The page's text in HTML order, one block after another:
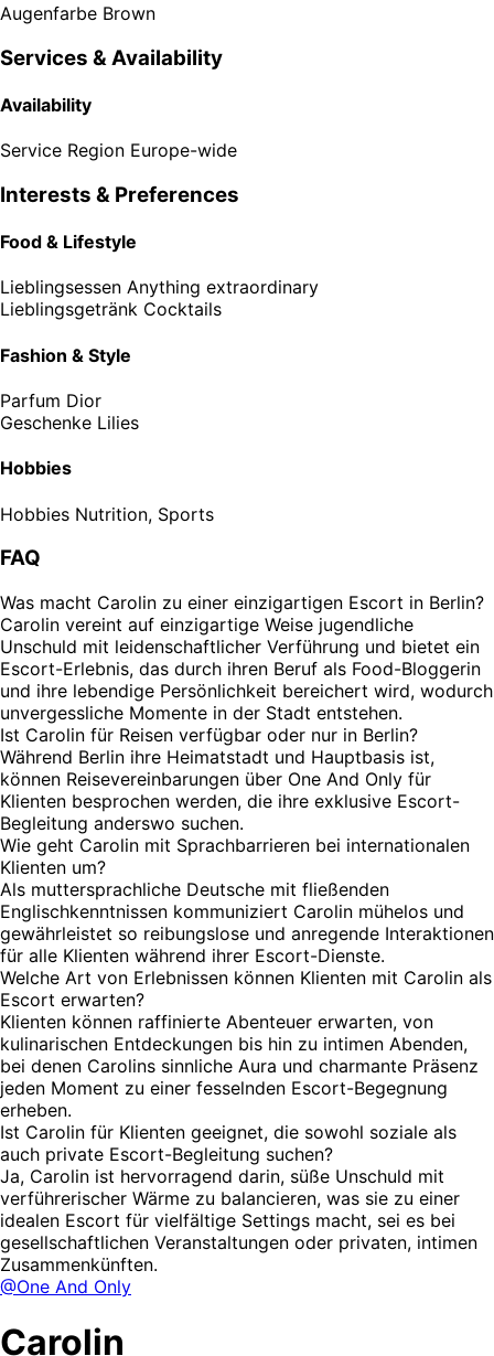
Augenfarbe Brown
Services & Availability
Availability
Service Region Europe-wide
Interests & Preferences
Food & Lifestyle
Lieblingsessen Anything extraordinary
Lieblingsgetränk Cocktails
Fashion & Style
Parfum Dior
Geschenke Lilies
Hobbies
Hobbies Nutrition, Sports
FAQ
Was macht Carolin zu einer einzigartigen Escort in Berlin?
Carolin vereint auf einzigartige Weise jugendliche
Unschuld mit leidenschaftlicher Verführung und bietet ein
Escort-Erlebnis, das durch ihren Beruf als Food-Bloggerin
und ihre lebendige Persönlichkeit bereichert wird, wodurch
unvergessliche Momente in der Stadt entstehen.
Ist Carolin für Reisen verfügbar oder nur in Berlin?
Während Berlin ihre Heimatstadt und Hauptbasis ist,
können Reisevereinbarungen über One And Only für
Klienten besprochen werden, die ihre exklusive Escort-
Begleitung anderswo suchen.
Wie geht Carolin mit Sprachbarrieren bei internationalen
Klienten um?
Als muttersprachliche Deutsche mit fließenden
Englischkenntnissen kommuniziert Carolin mühelos und
gewährleistet so reibungslose und anregende Interaktionen
für alle Klienten während ihrer Escort-Dienste.
Welche Art von Erlebnissen können Klienten mit Carolin als
Escort erwarten?
Klienten können raffinierte Abenteuer erwarten, von
kulinarischen Entdeckungen bis hin zu intimen Abenden,
bei denen Carolins sinnliche Aura und charmante Präsenz
jeden Moment zu einer fesselnden Escort-Begegnung
erheben.
Ist Carolin für Klienten geeignet, die sowohl soziale als
auch private Escort-Begleitung suchen?
Ja, Carolin ist hervorragend darin, süße Unschuld mit
verführerischer Wärme zu balancieren, was sie zu einer
idealen Escort für vielfältige Settings macht, sei es bei
gesellschaftlichen Veranstaltungen oder privaten, intimen
Zusammenkünften.
@One And Only
Carolin